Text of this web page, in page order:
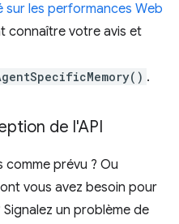
les performances Web
connaître votre avis et
.
de l'API
comme prévu ? Ou
vous avez besoin pour
un problème de